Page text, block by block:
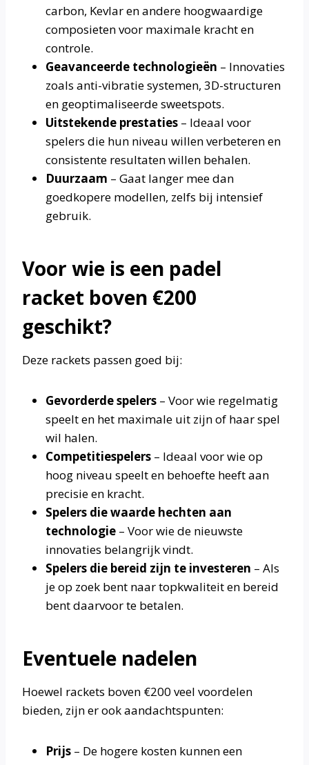
carbon, Kevlar en andere hoogwaardige
composieten voor maximale kracht en
controle.
Geavanceerde technologieën – Innovaties
zoals anti-vibratie systemen, 3D-structuren
en geoptimaliseerde sweetspots.
Uitstekende prestaties – Ideaal voor
spelers die hun niveau willen verbeteren en
consistente resultaten willen behalen.
Duurzaam – Gaat langer mee dan
goedkopere modellen, zelfs bij intensief
gebruik.
Voor wie is een padel
racket boven €200
geschikt?
Deze rackets passen goed bij:
Gevorderde spelers – Voor wie regelmatig
speelt en het maximale uit zijn of haar spel
wil halen.
Competitiespelers – Ideaal voor wie op
hoog niveau speelt en behoefte heeft aan
precisie en kracht.
Spelers die waarde hechten aan
technologie – Voor wie de nieuwste
innovaties belangrijk vindt.
Spelers die bereid zijn te investeren – Als
je op zoek bent naar topkwaliteit en bereid
bent daarvoor te betalen.
Eventuele nadelen
Hoewel rackets boven €200 veel voordelen
bieden, zijn er ook aandachtspunten:
Prijs – De hogere kosten kunnen een